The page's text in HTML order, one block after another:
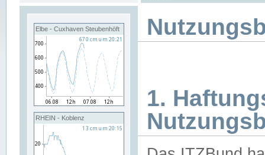
Elbe - Cuxhaven Steubenhöft
RHEIN - Koblenz
1.